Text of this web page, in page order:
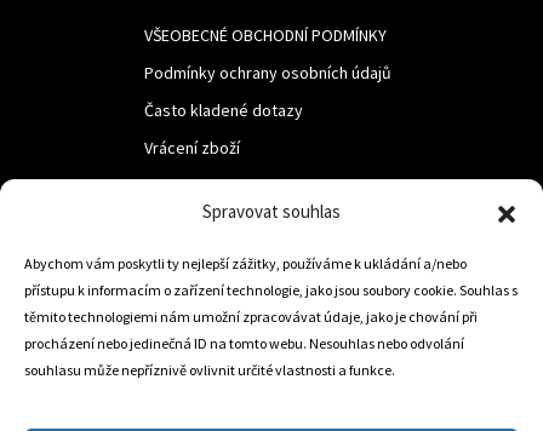
Spravovat souhlas
Abychom vám poskytli ty nejlepší zážitky, používáme k ukládání a/nebo
přístupu k informacím o zařízení technologie, jako jsou soubory cookie. Souhlas s
těmito technologiemi nám umožní zpracovávat údaje, jako je chování při
procházení nebo jedinečná ID na tomto webu. Nesouhlas nebo odvolání
souhlasu může nepříznivě ovlivnit určité vlastnosti a funkce.
VŠEOBECNÉ OBCHODNÍ PODMÍNKY
Podmínky ochrany osobních údajů
Často kladené dotazy
Vrácení zboží
LUF s.r.o.
Nám. M.R.Štefanika 518,
Trstená 02801